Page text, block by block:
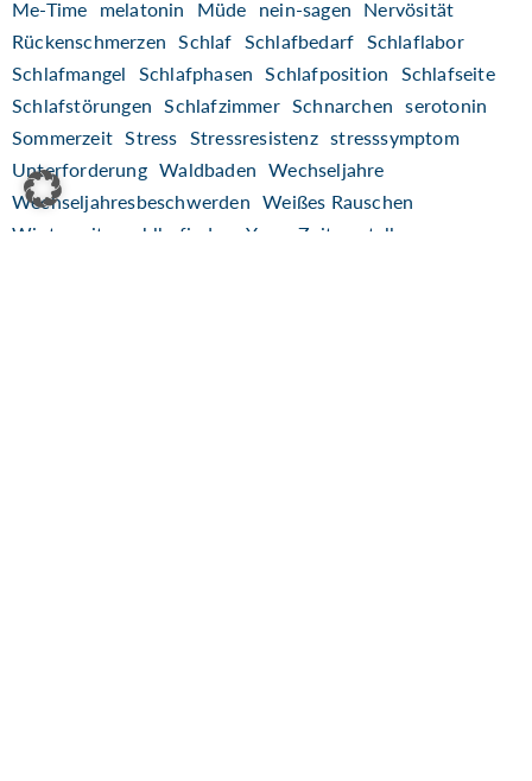
Me-Time
melatonin Müde nein-sagen
Nervösität
Rückenschmerzen Schlaf Schlafbedarf Schlaflabor
Schlafmangel
Schlafphasen Schlafposition
Schlafseite
Schlafstörungen Schlafzimmer Schnarchen serotonin
Sommerzeit Stress Stressresistenz stresssymptom
Unterforderung Waldbaden Wechseljahre
Wechseljahresbeschwerden Weißes Rauschen
Winterzeit
wohlbefinden Yoga Zeitumstellung